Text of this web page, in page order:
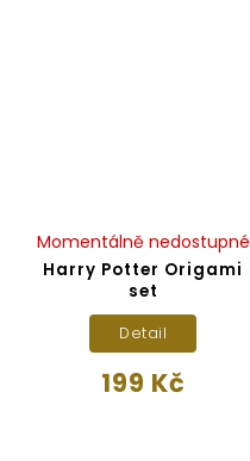
Harry Potter Origami
set
Momentálně nedostupné
199 Kč
Detail